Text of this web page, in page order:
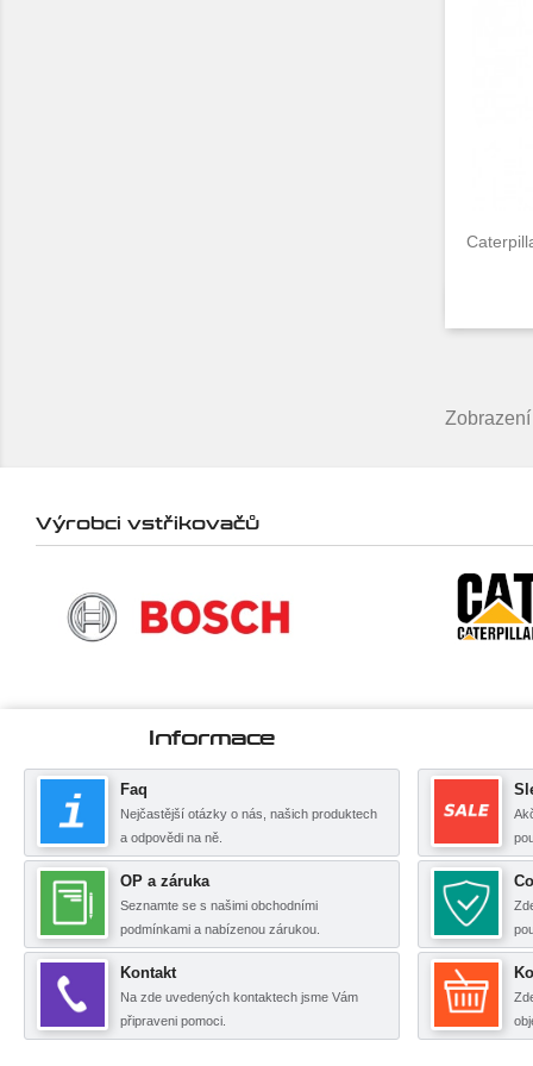
Výrobci vstřikovačů
Informace
Faq
Nejčastější otázky o nás, našich produktech
a odpovědi na ně.
OP a záruka
Seznamte se s našimi obchodními
podmínkami a nabízenou zárukou.
Kontakt
Na zde uvedených kontaktech jsme Vám
připraveni pomoci.